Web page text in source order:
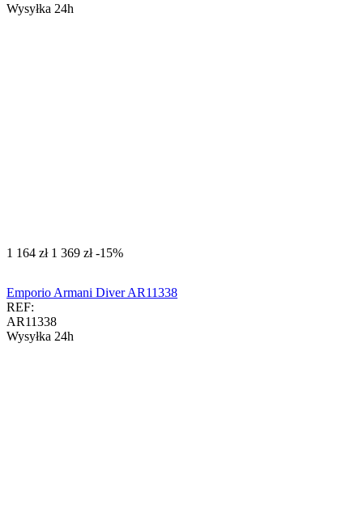
Wysyłka 24h
‍1 164‍ zł ‍1 369‍ zł -15%
Emporio Armani Diver AR11338
REF:
AR11338
Wysyłka 24h